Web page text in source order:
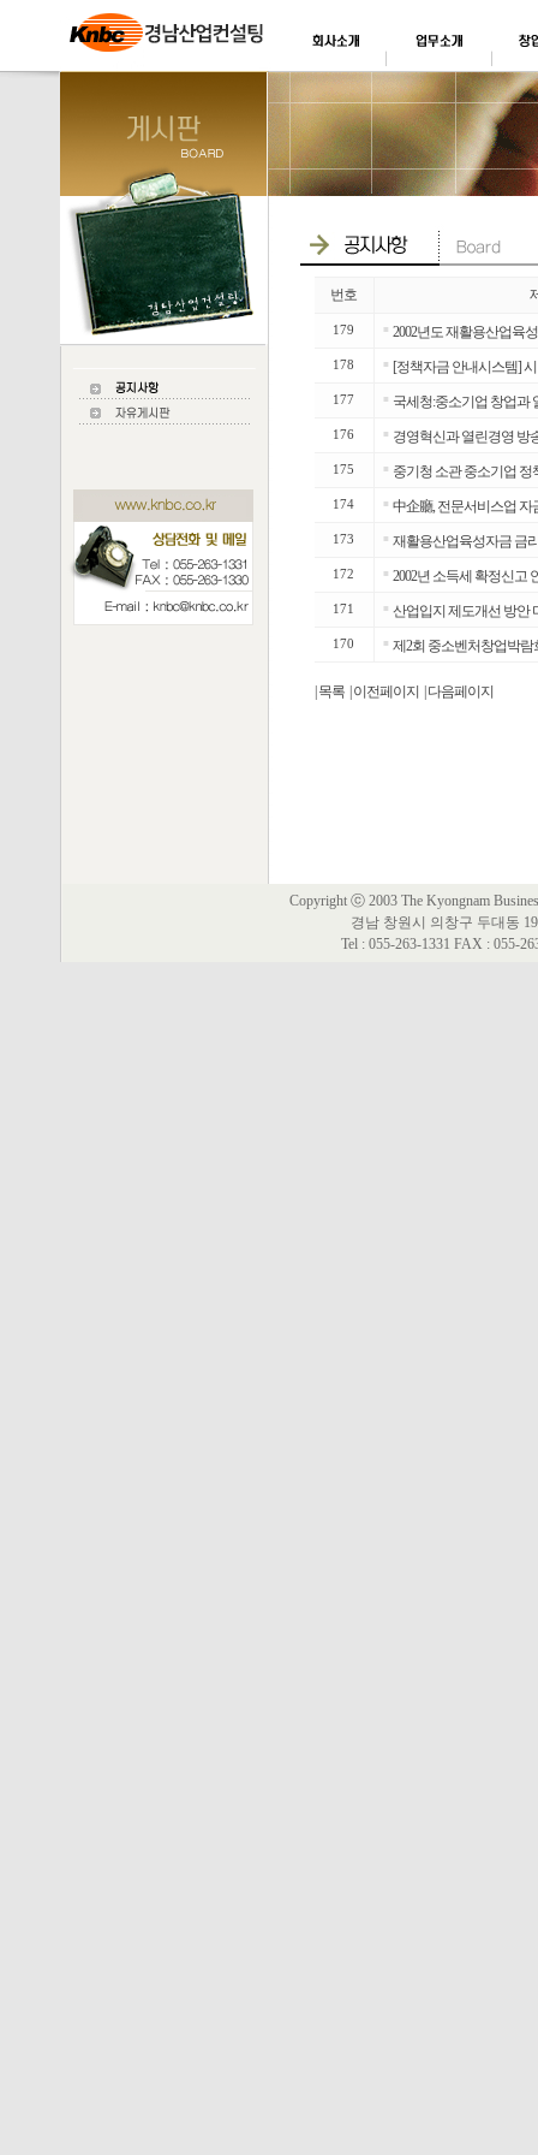
번호
179 ■ 2002년도 재활용산업육
178 ■ [정책자금 안내시스템]
177 ■ 국세청:중소기업 창업과
176 ■ 경영혁신과 열린경영 방
175 ■ 중기청 소관 중소기업 정
174 ■ 中企廳, 전문서비스업 자
173 ■ 재활용산업육성자금 금
172 ■ 2002년 소득세 확정신고
171 ■ 산업입지 제도개선 방안
170 ■ 제2회 중소벤처창업박람
| 목록 | 이전페이지 | 다음페이지
Copyright ⓒ 2003 The Kyongnam
경남 창원시 의창구 두대동
Tel : 055-263-1331 FAX : 055-